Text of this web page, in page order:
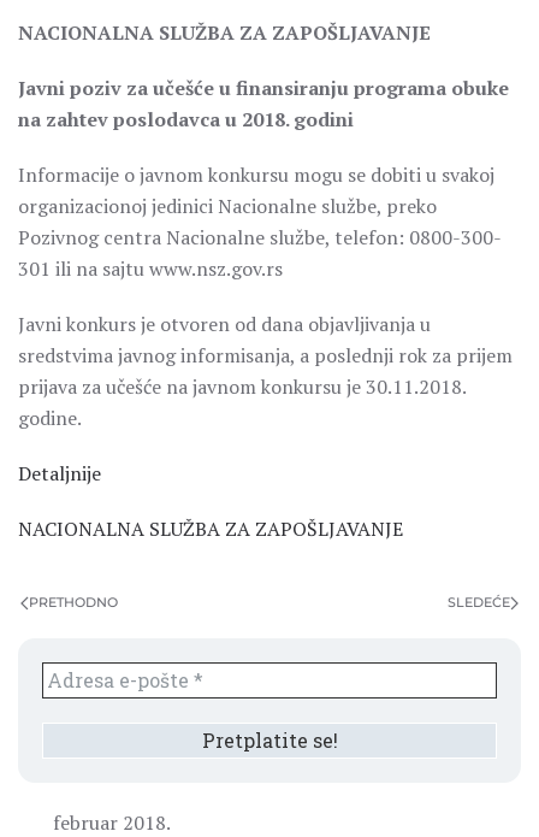
NACIONALNA SLUŽBA ZA ZAPOŠLJAVANJE
Javni poziv za učešće u finansiranju programa obuke
na zahtev poslodavca u 2018. godini
Informacije o javnom konkursu mogu se dobiti u svakoj
organizacionoj jedinici Nacionalne službe, preko
Pozivnog centra Nacionalne službe, telefon: 0800-300-
301 ili na sajtu www.nsz.gov.rs
Javni konkurs je otvoren od dana objavljivanja u
sredstvima javnog informisanja, a poslednji rok za prijem
prijava za učešće na javnom konkursu je 30.11.2018.
godine.
Detaljnije
NACIONALNA SLUŽBA ZA ZAPOŠLJAVANJE
PRETHODNO SLEDEĆE
februar 2018.